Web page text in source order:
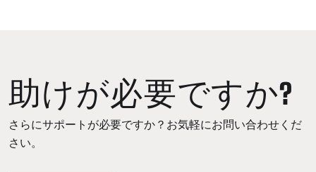
助けが必要ですか?
さらにサポートが必要ですか？お気軽にお問い合わせくだ
さい。